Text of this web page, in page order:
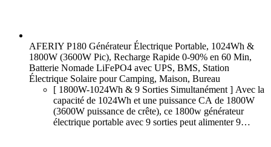
AFERIY P180 Générateur Électrique Portable, 1024Wh &
1800W (3600W Pic), Recharge Rapide 0-90% en 60 Min,
Batterie Nomade LiFePO4 avec UPS, BMS, Station
Électrique Solaire pour Camping, Maison, Bureau
[ 1800W-1024Wh & 9 Sorties Simultanément ] Avec la
capacité de 1024Wh et une puissance CA de 1800W
(3600W puissance de crête), ce 1800w générateur
électrique portable avec 9 sorties peut alimenter 9